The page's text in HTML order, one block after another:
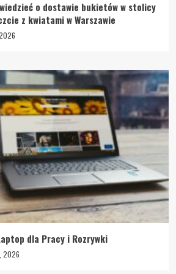
o dostawie bukietów w stolicy
z kwiatami w Warszawie
dla Pracy i Rozrywki
2026